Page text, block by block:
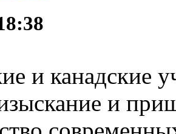
и канадские
и